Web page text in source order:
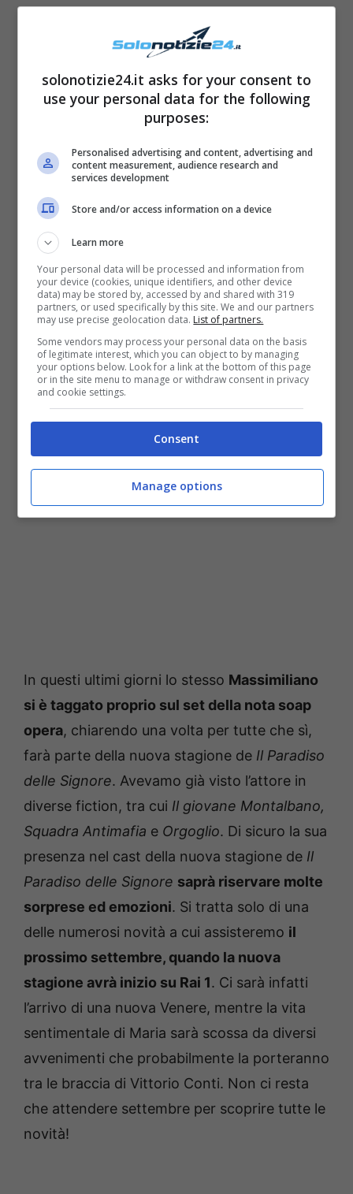
delle Signore 7, nella quale sarà presente in
cui a lungo si era parlato nelle precedenti
stagioni. Stiamo parlando dell’attore
di Tancredi, fratello di Marco.
Fonte: web
In questi ultimi giorni lo stesso Massimiliano
si è taggato proprio sul set della nota soap
opera, chiarendo una volta per tutte che sì,
farà parte della nuova stagione de Il Paradiso
delle Signore. Avevamo già visto l’attore in
diverse fiction, tra cui Il giovane Montalbano,
Squadra Antimafia e Orgoglio. Di sicuro la sua
presenza nel cast della nuova stagione de Il
Paradiso delle Signore saprà riservare molte
sorprese ed emozioni. Si tratta solo di una
delle numerosi novità a cui assisteremo il
prossimo settembre, quando la nuova
stagione avrà inizio su Rai 1. Ci sarà infatti
l’arrivo di una nuova Venere, mentre la vita
sentimentale di Maria sarà scossa da diversi
avvenimenti che probabilmente la porteranno
tra le braccia di Vittorio Conti. Non ci resta
che attendere settembre per scoprire tutte le
novità!
solonotizie24.it asks for your consent to
use your personal data for the following
purposes:
Personalised advertising and content, advertising and
content measurement, audience research and
services development
Store and/or access information on a device
Learn more
Your personal data will be processed and information from
your device (cookies, unique identifiers, and other device
data) may be stored by, accessed by and shared with 319
partners, or used specifically by this site. We and our partners
may use precise geolocation data. List of partners.
Some vendors may process your personal data on the basis
of legitimate interest, which you can object to by managing
your options below. Look for a link at the bottom of this page
or in the site menu to manage or withdraw consent in privacy
and cookie settings.
Consent
Manage options